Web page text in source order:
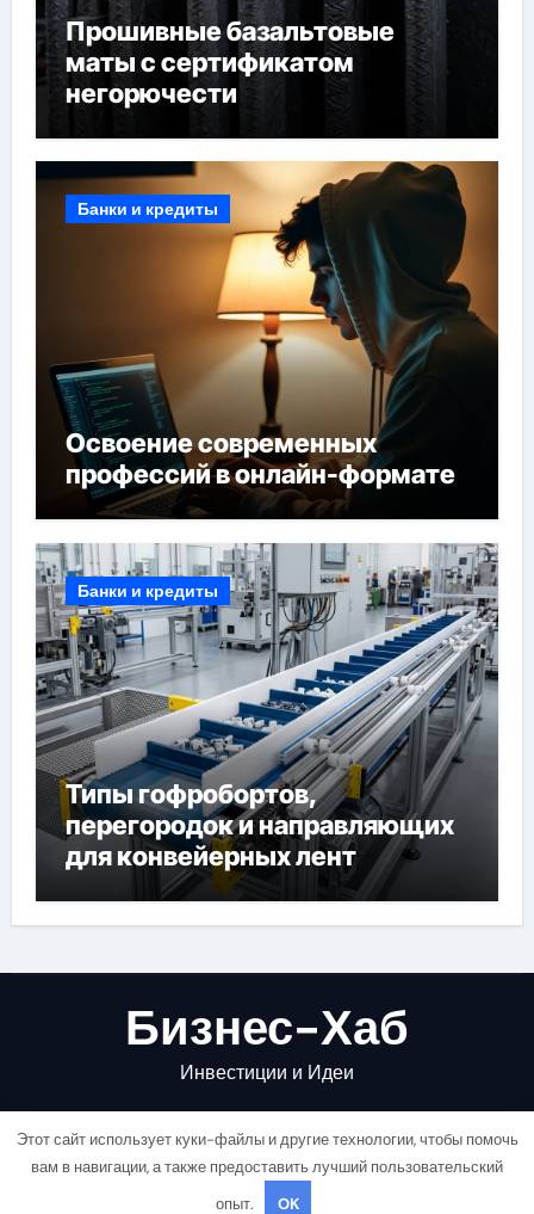
Прошивные базальтовые
маты с сертификатом
негорючести
Банки и кредиты
Освоение современных
профессий в онлайн-формате
Банки и кредиты
Типы гофробортов,
перегородок и направляющих
для конвейерных лент
Бизнес-Хаб
Инвестиции и Идеи
Copyright © All rights reserved |
Этот сайт использует куки-файлы и другие технологии, чтобы помочь
вам в навигации, а также предоставить лучший пользовательский
опыт.
OK